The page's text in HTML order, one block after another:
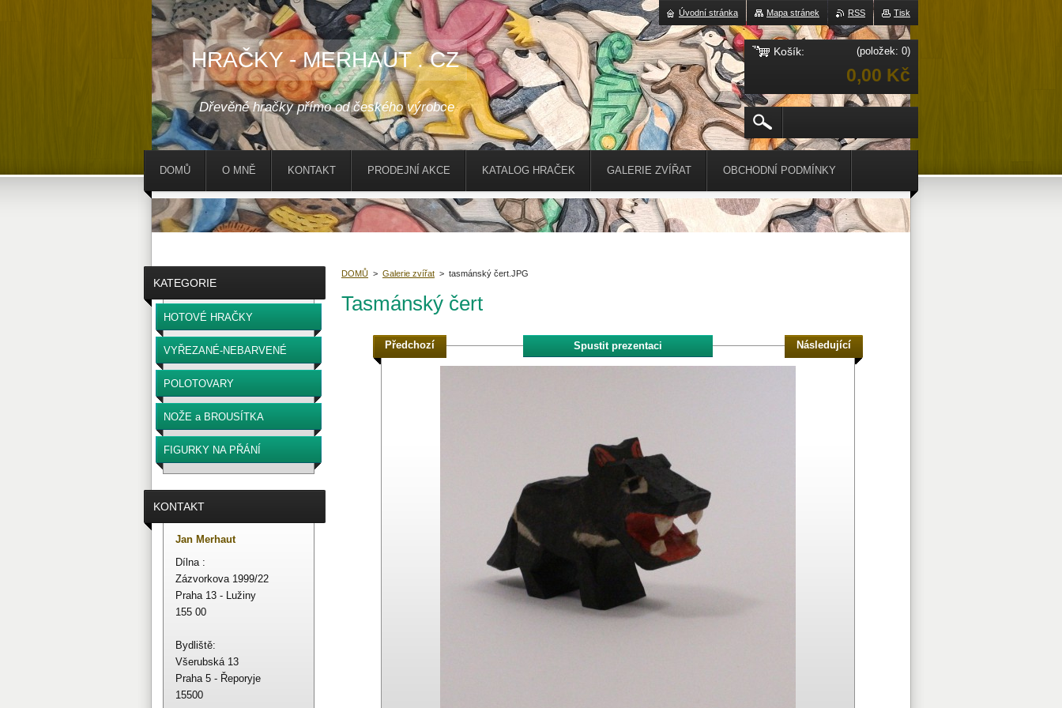
HRAČKY - MERHAUT . CZ
Dřevěné hračky přímo od českého výrobce
DOMŮ > Galerie zvířat > tasmánský čert.JPG
Tasmánský čert
Předchozí Spustit prezentaci Následující
KATEGORIE
HOTOVÉ HRAČKY
VYŘEZANÉ-NEBARVENÉ
POLOTOVARY
NOŽE a BROUSÍTKA
FIGURKY NA PŘÁNÍ
KONTAKT
Jan Merhaut
Dílna :
Zázvorkova 1999/22
Praha 13 - Lužiny
155 00
Bydliště:
Všerubská 13
Praha 5 - Řeporyje
15500
DOMŮ O MNĚ KONTAKT PRODEJNÍ AKCE KATALOG HRAČEK GALERIE ZVÍŘAT OBCHODNÍ PODMÍNKY
Tisk
RSS
Mapa stránek
Úvodní stránka
Košík: (položek: 0)
0,00 Kč